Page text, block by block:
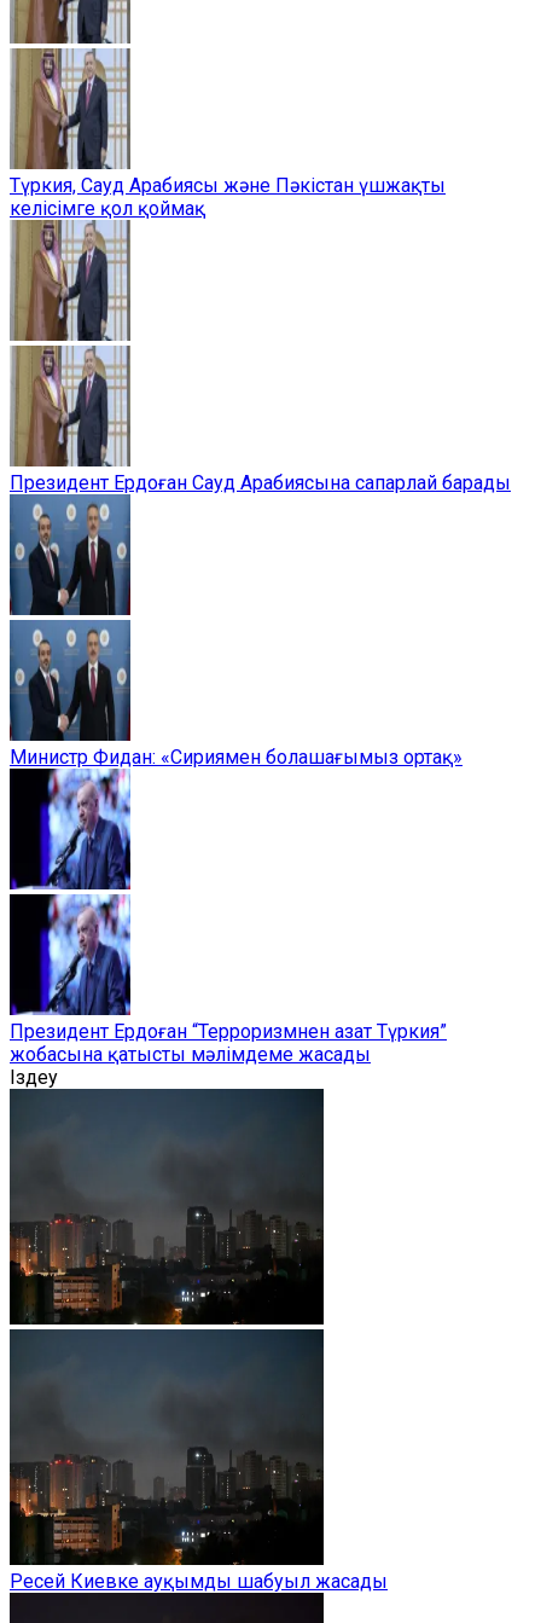
Түркия, Сауд Арабиясы және Пәкістан үшжақты
келісімге қол қоймақ
Президент Ердоған Сауд Арабиясына сапарлай барады
Министр Фидан: «Сириямен болашағымыз ортақ»
Президент Ердоған “Терроризмнен азат Түркия”
жобасына қатысты мәлімдеме жасады
Іздеу
Ресей Киевке ауқымды шабуыл жасады